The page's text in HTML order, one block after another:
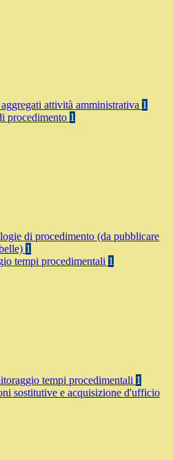
attività amministrativa 1
procedimento 1
di procedimento (da pubblicare
1
tempi procedimentali 1
tempi procedimentali 1
sostitutive e acquisizione d'ufficio